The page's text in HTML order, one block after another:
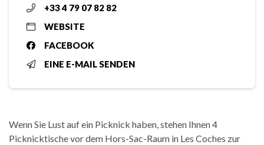
+33 4 79 07 82 82
WEBSITE
FACEBOOK
EINE E-MAIL SENDEN
Wenn Sie Lust auf ein Picknick haben, stehen Ihnen 4
Picknicktische vor dem Hors-Sac-Raum in Les Coches zur